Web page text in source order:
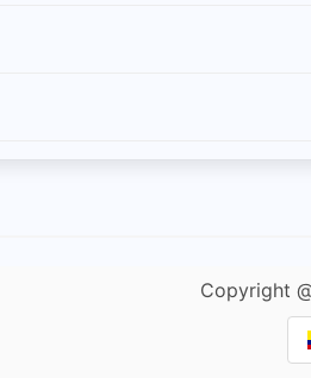
Copyright